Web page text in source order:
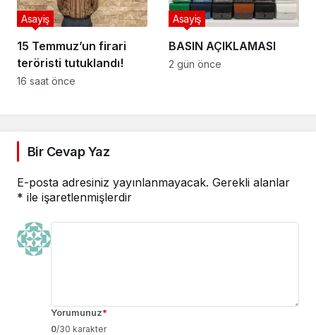
15 Temmuz’un firari
teröristi tutuklandı!
Asayiş
16 saat önce
BASIN AÇIKLAMASI
Asayiş
2 gün önce
Bir Cevap Yaz
E-posta adresiniz yayınlanmayacak. Gerekli alanlar
* ile işaretlenmişlerdir
Yorumunuz*
0/30 karakter